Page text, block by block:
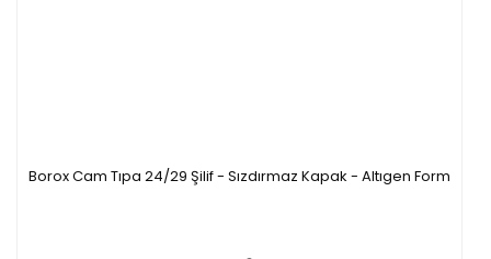
Borox Cam Tıpa 24/29 Şilif - Sızdırmaz Kapak - Altıgen Form